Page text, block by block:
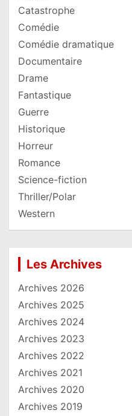
Catastrophe
Comédie
Comédie dramatique
Documentaire
Drame
Fantastique
Guerre
Historique
Horreur
Romance
Science-fiction
Thriller/Polar
Western
Les Archives
Archives 2026
Archives 2025
Archives 2024
Archives 2023
Archives 2022
Archives 2021
Archives 2020
Archives 2019